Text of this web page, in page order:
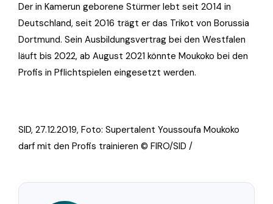
Der in Kamerun geborene Stürmer lebt seit 2014 in
Deutschland, seit 2016 trägt er das Trikot von Borussia
Dortmund. Sein Ausbildungsvertrag bei den Westfalen
läuft bis 2022, ab August 2021 könnte Moukoko bei den
Profis in Pflichtspielen eingesetzt werden.
SID, 27.12.2019, Foto: Supertalent Youssoufa Moukoko
darf mit den Profis trainieren © FIRO/SID /